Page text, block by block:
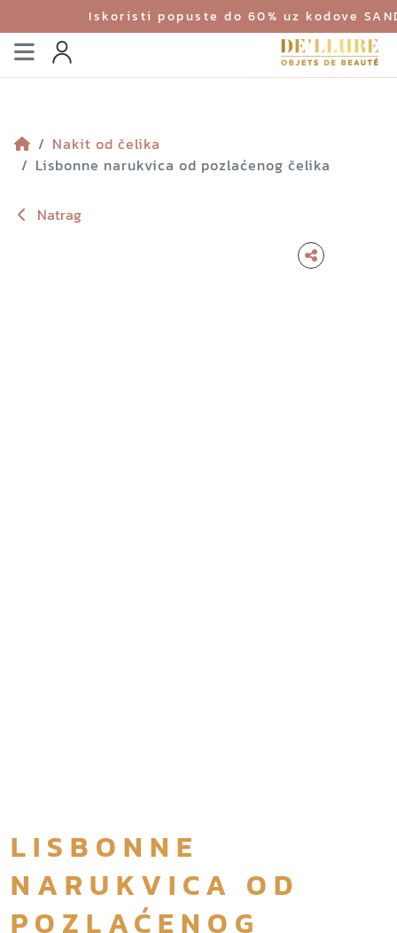
Iskoristi popuste do 60% uz kodove
Izbornik
Profil
Nakit od čelika
Lisbonne narukvica od pozlaćenog čelika
Natrag
LISBONNE
NARUKVICA OD
POZLAĆENOG